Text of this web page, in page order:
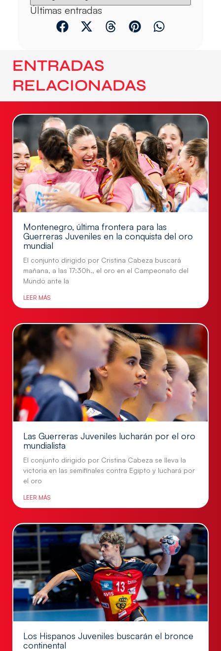
Últimas entradas
ENTRADAS
RELACIONADAS
Montenegro, última frontera para las
Guerreras Juveniles en la conquista del oro
mundial
El conjunto dirigido por Cristina Cabeza buscará
mañana, a las 17:30h., el oro en el Campeonato del
Mundo ante la
LEER MÁS
Las Guerreras Juveniles lucharán por el oro
mundialista
El conjunto dirigido por Cristina Cabeza se lleva la
victoria en las semifinales contra Egipto y luchará por
el oro
LEER MÁS
Los Hispanos Juveniles buscarán el bronce
continental